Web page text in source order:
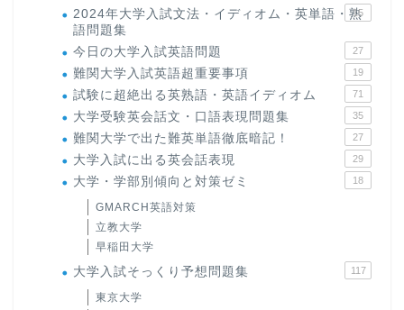
2024年大学入試文法・イディオム・英単語・熟
語問題集
15
今日の大学入試英語問題 27
難関大学入試英語超重要事項 19
試験に超絶出る英熟語・英語イディオム 71
大学受験英会話文・口語表現問題集 35
難関大学で出た難英単語徹底暗記！ 27
大学入試に出る英会話表現 29
大学・学部別傾向と対策ゼミ 18
GMARCH英語対策
立教大学
早稲田大学
大学入試そっくり予想問題集 117
東京大学